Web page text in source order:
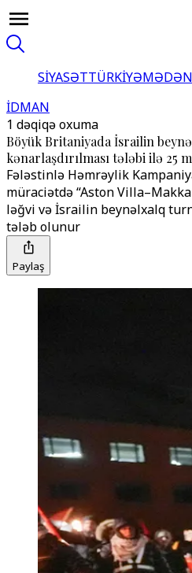
SİYASƏTTÜRKİYƏ
İDMAN
1 dəqiqə oxuma
Böyük Britaniyada İsrailin
kənarlaşdırılması tələbi ilə 25
Fələstinlə Həmrəylik
müraciətdə “Aston
ləğvi və İsrailin beynəlxalq
tələb olunur
Paylaş